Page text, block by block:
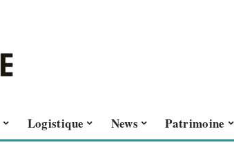
Logistique News Patrimoine